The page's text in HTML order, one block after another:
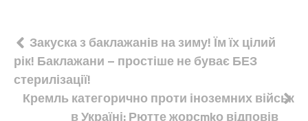
Навігація
записів
Закуска з баклажанів на зиму! Їм їх цілий
рік! Баклажани – простіше не буває БЕЗ
стерилізації!
Кремль категорично проти іноземних військ
в Україні: Рютте жорсmkо відповів